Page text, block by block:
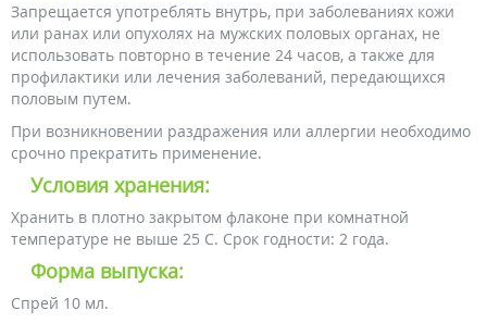
Запрещается употреблять внутрь, при заболеваниях кожи
или ранах или опухолях на мужских половых органах, не
использовать повторно в течение 24 часов, а также для
профилактики или лечения заболеваний, передающихся
половым путем.
При возникновении раздражения или аллергии необходимо
срочно прекратить применение.
Условия хранения:
Хранить в плотно закрытом флаконе при комнатной
температуре не выше 25 С. Срок годности: 2 года.
Форма выпуска:
Спрей 10 мл.